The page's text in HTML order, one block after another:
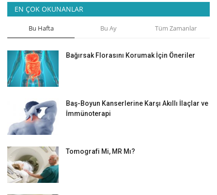
EN ÇOK OKUNANLAR
Bu Hafta Bu Ay Tüm Zamanlar
Bağırsak Florasını Korumak İçin Öneriler
Baş-Boyun Kanserlerine Karşı Akıllı İlaçlar ve
İmmünoterapi
Tomografi Mi, MR Mı?